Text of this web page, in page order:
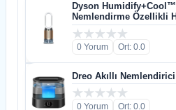
Dyson Humidify+Cool™
Nemlendirme Özellikli
Yorumları
0 Yorum Ort: 0.0
Dreo Akıllı
0 Yorum Ort: 0.0